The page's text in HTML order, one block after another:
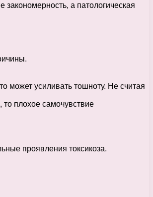
а патологическая
может усиливать тошноту. Не считая
плохое самочувствие
проявления токсикоза.